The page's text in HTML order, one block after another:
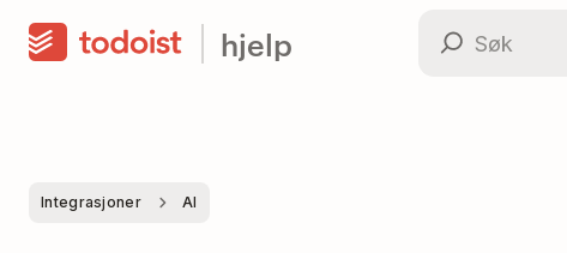
hjelp
Integrasjoner AI